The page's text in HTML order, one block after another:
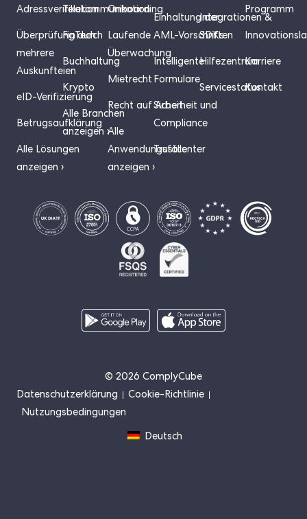
Adressverifikation
Überprüfung durch
mehrere
Auskunfteien
eID-Verifizierung
Betrugsaufklärung
Alle Lösungen
anzeigen ›
Telekommunikation
FinTech
Buchhaltung
Krypto
Alle Branchen
anzeigen ›
Onboarding
Laufende
Überwachung
Mietrecht
Recht auf Arbeit
Alle
Anwendungsfälle
anzeigen ›
Einhaltung der
AML-Vorschriften
Intelligente
Formulare
Sicherheit und
Compliance
Trustcenter
Integrationen &
SDKs
Hilfezentrum
Servicestatus
Programm
Karriere
Kontakt
© 2026 ComplyCube
Datenschutzerklärung
Cookie-Richtlinie
Nutzungsbedingungen
Deutsch